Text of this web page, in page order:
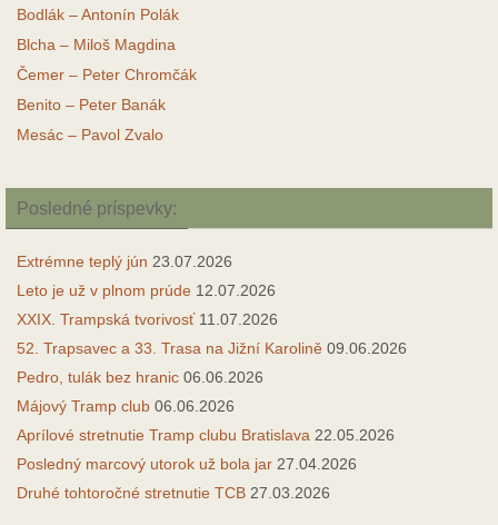
Bodlák – Antonín Polák
Blcha – Miloš Magdina
Čemer – Peter Chromčák
Benito – Peter Banák
Mesác – Pavol Zvalo
Posledné príspevky:
Extrémne teplý jún 23.07.2026
Leto je už v plnom prúde 12.07.2026
XXIX. Trampská tvorivosť 11.07.2026
52. Trapsavec a 33. Trasa na Jižní Karolině 09.06.2026
Pedro, tulák bez hranic 06.06.2026
Májový Tramp club 06.06.2026
Aprílové stretnutie Tramp clubu Bratislava 22.05.2026
Posledný marcový utorok už bola jar 27.04.2026
Druhé tohtoročné stretnutie TCB 27.03.2026